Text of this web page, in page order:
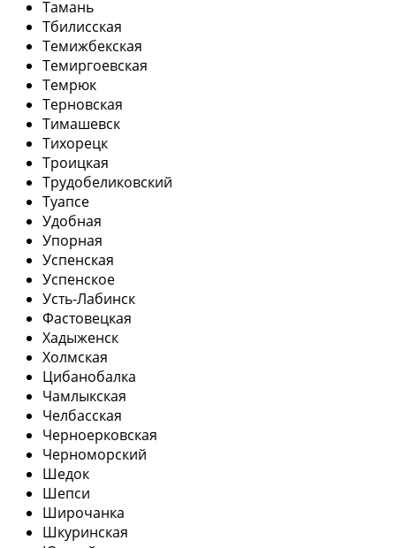
Тамань
Тбилисская
Темижбекская
Темиргоевская
Темрюк
Терновская
Тимашевск
Тихорецк
Троицкая
Трудобеликовский
Туапсе
Удобная
Упорная
Успенская
Успенское
Усть-Лабинск
Фастовецкая
Хадыженск
Холмская
Цибанобалка
Чамлыкская
Челбасская
Черноерковская
Черноморский
Шедок
Шепси
Широчанка
Шкуринская